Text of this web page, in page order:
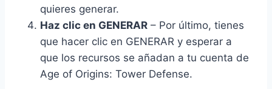
quieres generar.
Haz clic en GENERAR – Por último, tienes
que hacer clic en GENERAR y esperar a
que los recursos se añadan a tu cuenta de
Age of Origins: Tower Defense.